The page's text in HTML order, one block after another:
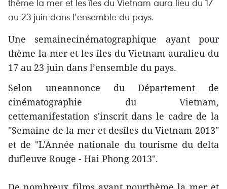
au 23 juin dans l’ensemble du pays.
Une semainecinématographique ayant pour
thème la mer et les îles du Vietnam auralieu du
17 au 23 juin dans l’ensemble du pays.
Selon uneannonce du Département de
cinématographie du Vietnam,
cettemanifestation s'inscrit dans le cadre de la
"Semaine de la mer et desîles du Vietnam 2013"
et de "L'Année nationale du tourisme du delta
dufleuve Rouge - Hai Phong 2013".